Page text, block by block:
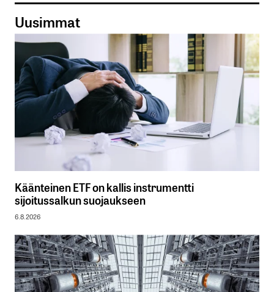
Uusimmat
Käänteinen ETF on kallis instrumentti
sijoitussalkun suojaukseen
6.8.2026